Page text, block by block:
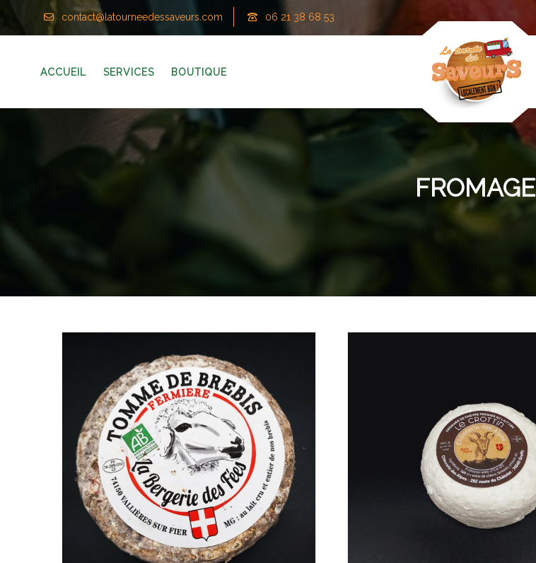
contact@latourneedessaveurs.com 06 21 38 68 53
ACCUEIL SERVICES BOUTIQUE
FROMAGE